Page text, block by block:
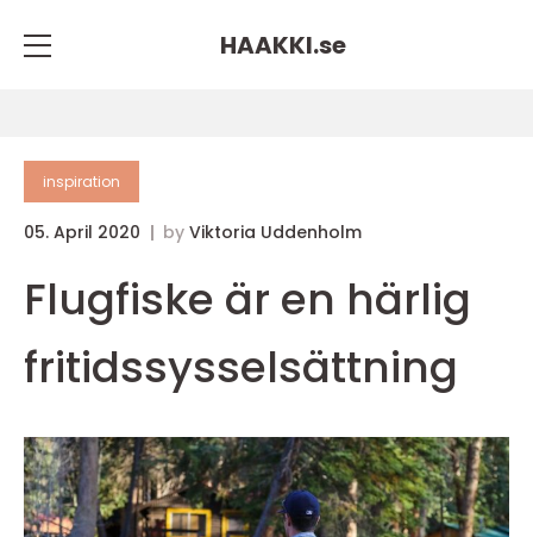
HAAKKI.se
inspiration
05. April 2020 by Viktoria Uddenholm
Flugfiske är en härlig
fritidssysselsättning